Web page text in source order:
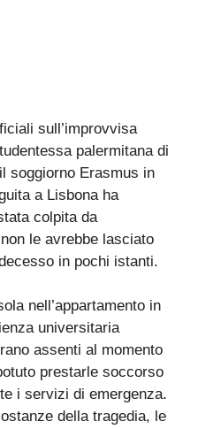
sull’improvvisa
palermitana di
soggiorno Erasmus in
a Lisbona ha
colpita da
le avrebbe lasciato
in pochi istanti.
nell’appartamento in
universitaria
assenti al momento
prestarle soccorso
i servizi di emergenza.
della tragedia, le